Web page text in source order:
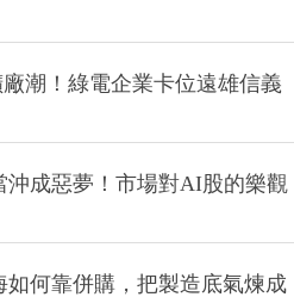
潮！綠電企業卡位遠雄信義
沖成惡夢！市場對AI股的樂觀
如何靠併購，把製造底氣煉成